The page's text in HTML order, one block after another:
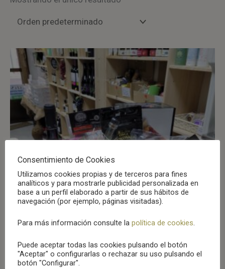
Cestas y packs
Consentimiento de Cookies
Utilizamos cookies propias y de terceros para fines
analíticos y para mostrarle publicidad personalizada en
base a un perfil elaborado a partir de sus hábitos de
navegación (por ejemplo, páginas visitadas).
Para más información consulte la política de cookies.
Puede aceptar todas las cookies pulsando el botón
"Aceptar" o configurarlas o rechazar su uso pulsando el
botón "Configurar".